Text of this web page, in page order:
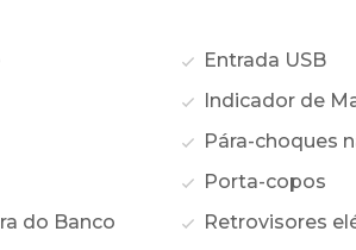
Entrada USB
Indicador de
Pára-choques
Porta-copos
do Banco
Retrovisores